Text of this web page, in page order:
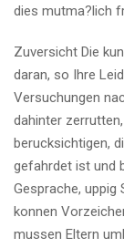
dies mutma?lich
Zuversicht Die
daran, so Ihre
Versuchungen
dahinter
berucksichtigen,
gefahrdet ist und
Gesprache, uppig
konnen
mussen Eltern